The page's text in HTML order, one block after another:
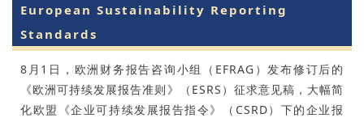
European Sustainability Reporting
Standards
8月1日，欧洲财务报告咨询小组（EFRAG）发布修订后的
《欧洲可持续发展报告准则》（ESRS）征求意见稿，大幅简
化欧盟《企业可持续发展报告指令》（CSRD）下的企业报